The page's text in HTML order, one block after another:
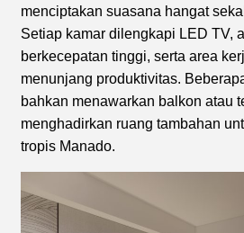
menciptakan suasana hangat
Setiap kamar dilengkapi LED TV,
berkecepatan tinggi, serta area
menunjang produktivitas.
bahkan menawarkan balkon atau
menghadirkan ruang tambahan
tropis Manado.